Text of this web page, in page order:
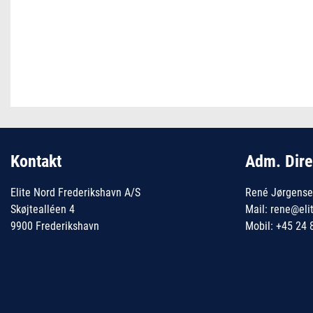
Kontakt
Elite Nord Frederikshavn A/S
Skøjtealléen 4
9900 Frederikshavn
Adm.
René
Mail:
Mobil: +45 24